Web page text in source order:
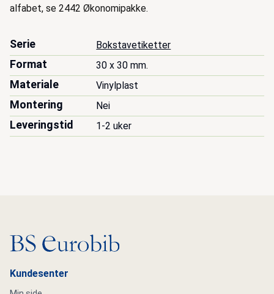
alfabet, se 2442 Økonomipakke.
Serie Bokstavetiketter
Format 30 x 30 mm.
Materiale Vinylplast
Montering Nei
Leveringstid 1-2 uker
Gå til hovedsiden
Kundesenter